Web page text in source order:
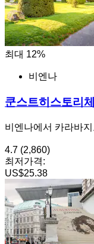
최대 12%
비엔나
쿤스트히스토리
비엔나에서 카라바
4.7 (2,860)
최저가격:
US$25.38